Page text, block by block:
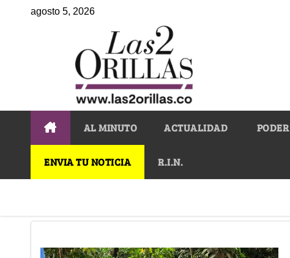
agosto 5, 2026
AL MINUTO ACTUALIDAD PODER
ENVIA TU NOTICIA R.I.N.